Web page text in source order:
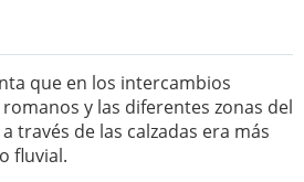
que en los intercambios
y las diferentes zonas del
a través de las calzadas era más
fluvial.